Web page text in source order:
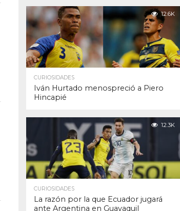
12.6K
CURIOSIDADES
Iván Hurtado menospreció a Piero
Hincapié
12.3K
CURIOSIDADES
La razón por la que Ecuador jugará
ante Argentina en Guayaquil